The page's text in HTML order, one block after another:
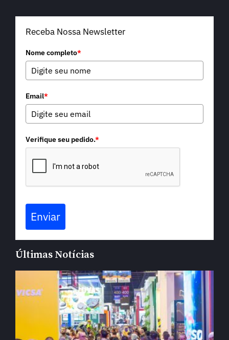
Receba Nossa Newsletter
Nome completo*
Email*
Verifique seu pedido.*
Enviar
Últimas Notícias